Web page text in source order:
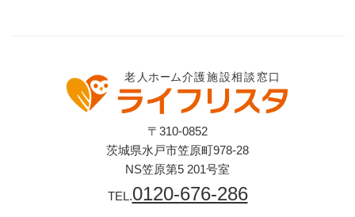
〒310-0852
茨城県水戸市笠原町978-28
NS笠原第5 201号室
TEL.0120-676-286